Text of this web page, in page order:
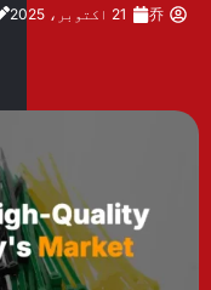
乔 21 اکتوبر، 2025